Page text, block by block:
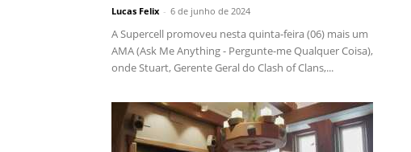
Lucas Felix - 6 de junho de 2024
A Supercell promoveu nesta quinta-feira (06) mais um
AMA (Ask Me Anything - Pergunte-me Qualquer Coisa),
onde Stuart, Gerente Geral do Clash of Clans,...